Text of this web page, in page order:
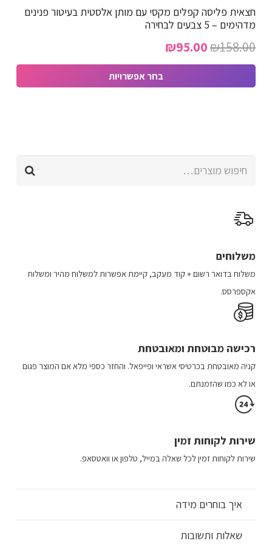
סוגים.
ניתן
לבחור
את
חצאית פליסה קפלים מקסי עם מותן אלסטית בעיטור פנינים
מדהימים – 5 צבעים לבחירה
₪158.00
המחיר
המקורי
₪95.00
הנוכחי
הוא:
בחר אפשרויות
את
המוצר
משלוחים
משלוח​ ב​דואר רשום + קוד מעקב​​, קיימת אפשרות למשלוח מהיר​ ומשלוח
אקספרסס.
רכישה​ מבוטחת ​ומאובטחת
קניה מאובטחת בכרטיסי אשראי ופייפאל. והחזר כספי מלא אם המוצר פגום
או לא כמו שהזמנתם.
שירות לקוחות זמין
שירות לקוחות זמין לכל שאלה במייל, טלפון או וואטסאפ.
איך בוחרים מידה
שאלות ותשובות